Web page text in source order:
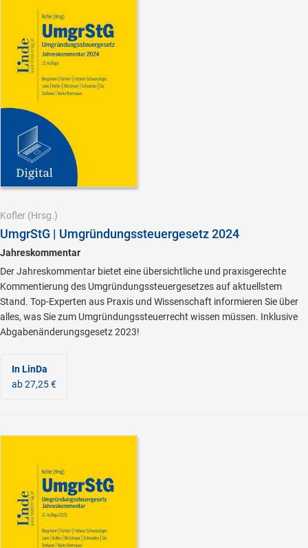
Kofler (Hrsg.)
UmgrStG | Umgründungssteuergesetz 2024
Jahreskommentar
Der Jahreskommentar bietet eine übersichtliche und praxisgerechte
Kommentierung des Umgründungssteuergesetzes auf aktuellstem
Stand. Top-Experten aus Praxis und Wissenschaft informieren Sie über
alles, was Sie zum Umgründungssteuerrecht wissen müssen. Inklusive
Abgabenänderungsgesetz 2023!
In LinDa
ab 27,25 €